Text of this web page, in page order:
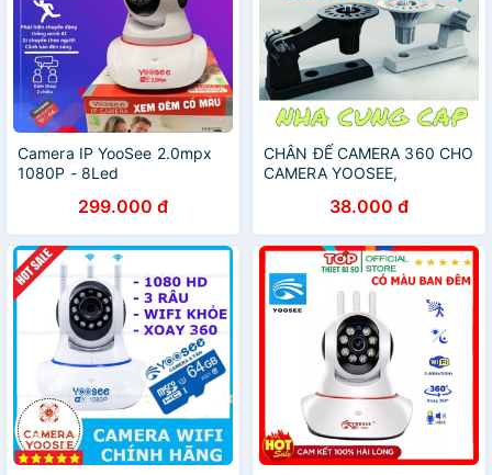
Camera IP YooSee 2.0mpx
1080P - 8Led
299.000 đ
CHÂN ĐẾ CAMERA 360 CHO
CAMERA YOOSEE,
38.000 đ